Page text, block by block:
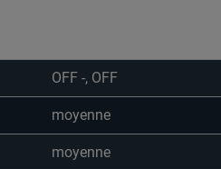
OFF -, OFF
moyenne
moyenne